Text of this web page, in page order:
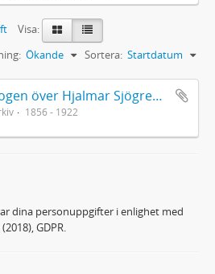
Visa:
Sortera: Startdatum
Ökande
Kopia av kortkatalogen över Hjalmar Sjögrens bibliotek i IVA
1856 - 1922
dina personuppgifter i enlighet med
GDPR.